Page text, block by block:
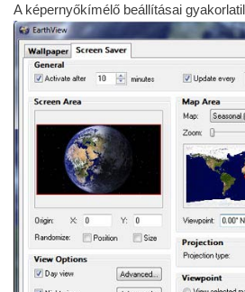
A képernyőkímélő beállításai